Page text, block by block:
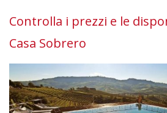
Controlla i prezzi e le
Casa Sobrero